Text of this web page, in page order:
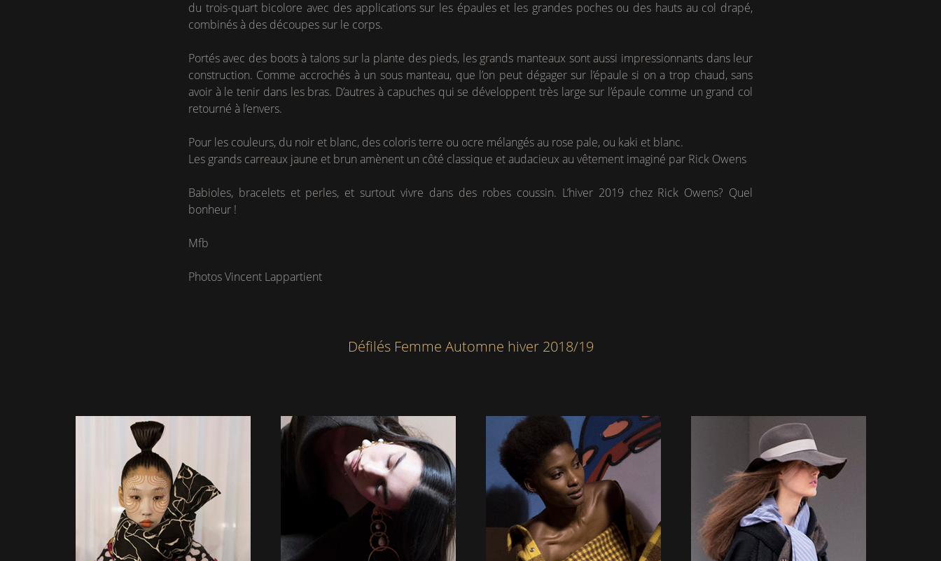
du trois-quart bicolore avec des applications sur les épaules et les grandes poches ou des hauts au col drapé,
combinés à des découpes sur le corps.
Portés avec des boots à talons sur la plante des pieds, les grands manteaux sont aussi impressionnants dans leur
construction. Comme accrochés à un sous manteau, que l’on peut dégager sur l’épaule si on a trop chaud, sans
avoir à le tenir dans les bras. D’autres à capuches qui se développent très large sur l’épaule comme un grand col
retourné à l’envers.
Pour les couleurs, du noir et blanc, des coloris terre ou ocre mélangés au rose pale, ou kaki et blanc.
Les grands carreaux jaune et brun amènent un côté classique et audacieux au vêtement imaginé par Rick Owens
Babioles, bracelets et perles, et surtout vivre dans des robes coussin. L’hiver 2019 chez Rick Owens? Quel
bonheur !
Mfb
Photos Vincent Lappartient
Défilés Femme Automne hiver 2018/19